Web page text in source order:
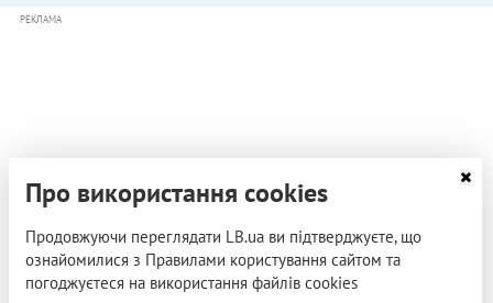
РЕКЛАМА
Про використання cookies
Продовжуючи переглядати LB.ua ви підтверджуєте, що
ознайомилися з Правилами користування сайтом та
погоджуєтеся на використання файлів cookies